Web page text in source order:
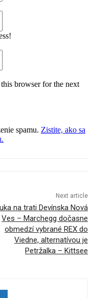
browser for the next
spamu. Zistite, ako sa
Next article
na trati Devínska Nová
Ves – Marchegg dočasne
obmedzí vybrané REX do
Viedne, alternatívou je
Petržalka – Kittsee